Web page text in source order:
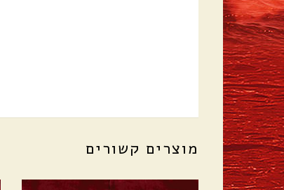
מוצרים קשורים